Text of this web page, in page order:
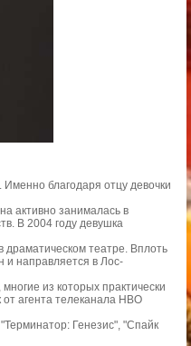
благодаря отцу девочки
активно занималась в
В 2004 году девушка
театре. Вплоть
и направляется в Лос-
из которых практически
агента телеканала HBO
"Терминатор: Генезис", "Спайк